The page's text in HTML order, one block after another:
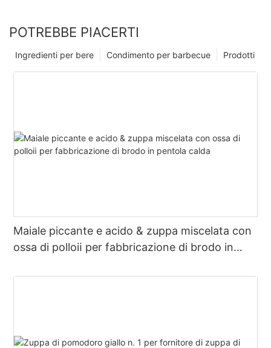
POTREBBE PIACERTI
Prodotti
Condimento per barbecue
Ingredienti per bere
Maiale piccante e acido & zuppa miscelata con
ossa di polloⅱ per fabbricazione di brodo in